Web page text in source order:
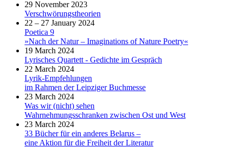
29 November 2023
Verschwörungstheorien
22 – 27 January 2024
Poetica 9
»Nach der Natur – Imaginations of Nature Poetry«
19 March 2024
Lyrisches Quartett - Gedichte im Gespräch
22 March 2024
Lyrik-Empfehlungen
im Rahmen der Leipziger Buchmesse
23 March 2024
Was wir (nicht) sehen
Wahrnehmungsschranken zwischen Ost und West
23 March 2024
33 Bücher für ein anderes Belarus –
eine Aktion für die Freiheit der Literatur